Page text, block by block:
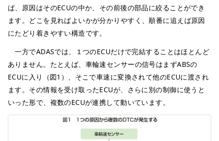
ば、原因はそのECUの中か、その前後の部品に絞ることができ
ます。どこを見ればよいかが分かりやすく、順番に追えば原因
にたどり着きやすい構造です。
一方でADASでは、１つのECUだけで完結することはほとんど
ありません。たとえば、車輪速センサーの信号はまずABSの
ECUに入り（図1）、そこで車速に変換されて他のECUに渡され
ます。その情報を受け取ったECUが、さらに別の制御に使うと
いった形で、複数のECUが連携して動いています。